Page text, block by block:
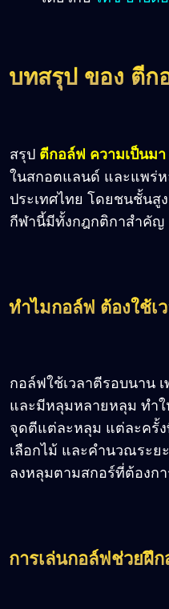
บทสรุป ของ ตีก
สรุป ตีกอล์ฟ ความเป็นมา
ในสกอตแลนด์ และแพร่ห
ประเทศไทย โดยชนชั้นสู
กีฬานี้มีทั้งกฎกติกาสำคัญ
ทำไมกอล์ฟ ต้องใช้เ
กอล์ฟใช้เวลาตีรอบนาน
และมีหลุมหลายหลุม ทำใ
จุดตีแต่ละหลุม แต่ละครั้
เลือกไม้ และคำนวณระย
ลงหลุมตามสกอร์ที่ต้องกา
การเล่นกอล์ฟช่วยฝึ